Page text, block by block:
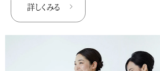
詳しくみる